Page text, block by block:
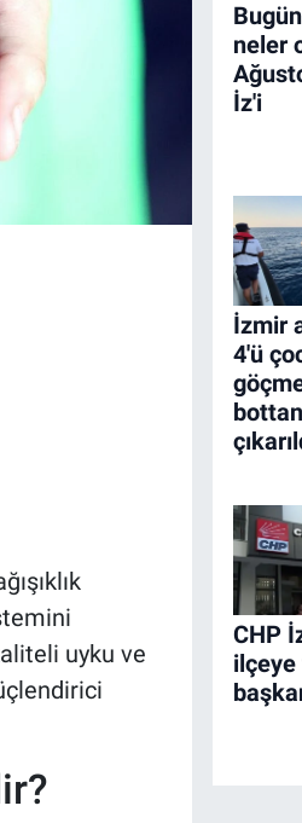
uyku ve
neler
İz'i
İzmir
4'ü
CHP
ilçeye